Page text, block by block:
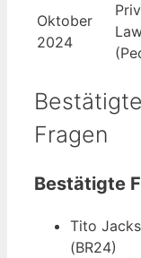
Oktober
2024
Fragen
Bestätigte
Tito
(BR24)